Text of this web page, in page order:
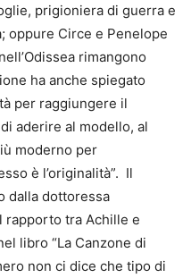
prigioniera di guerra e
oppure Circe e Penelope
rimangono
ha anche spiegato
per raggiungere il
aderire al modello, al
moderno per
è l’originalità”. Il
dalla dottoressa
rapporto tra Achille e
libro “La Canzone di
non ci dice che tipo di